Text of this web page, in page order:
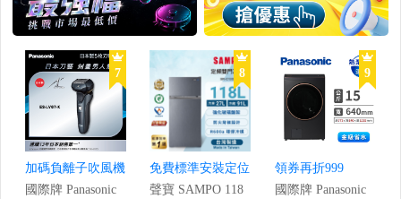
7
加碼負離子吹風機
國際牌 Panasonic
8
免費標準安裝定位
聲寶 SAMPO 118
9
領券再折999
國際牌 Panasonic